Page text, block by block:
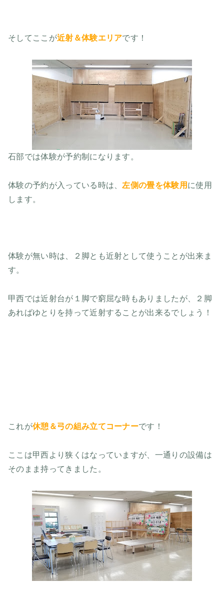
そしてここが近射＆体験エリアです！
石部では体験が予約制になります。
体験の予約が入っている時は、左側の畳を体験用 に使用
します。
体験が無い時は、２脚とも近射として使うことが出来ま
す。
甲西では近射台が１脚で窮屈な時もありましたが、２脚
あればゆとりを持って近射することが出来るでしょう！
これが休憩＆弓の組み立てコーナーです！
ここは甲西より狭くはなっていますが、一通りの設備は
そのまま持ってきました。